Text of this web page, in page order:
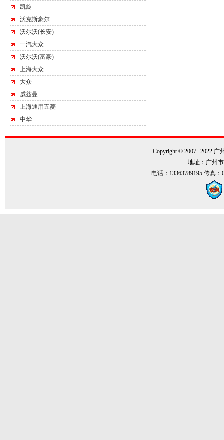
凯旋
沃克斯豪尔
沃尔沃(长安)
一汽大众
沃尔沃(富豪)
上海大众
大众
威兹曼
上海通用五菱
中华
Copyright © 2007--2022 广
地址：广州
电话：13363789195 传真：